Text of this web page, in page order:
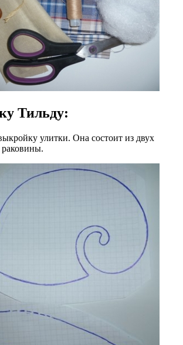
Тильду:
улитки. Она состоит из двух
раковины.